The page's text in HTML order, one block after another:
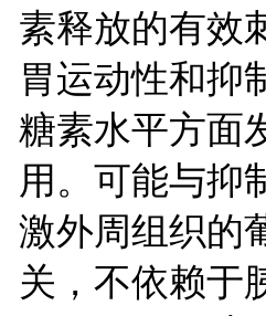
素释放的有效
胃运动性和抑
糖素水平方面
用。可能与抑
激外周组织的
关，不依赖于